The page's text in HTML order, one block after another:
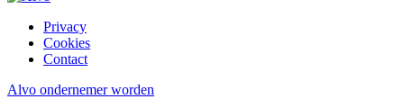
Footer
menu
Privacy
Cookies
Contact
Alvo ondernemer worden